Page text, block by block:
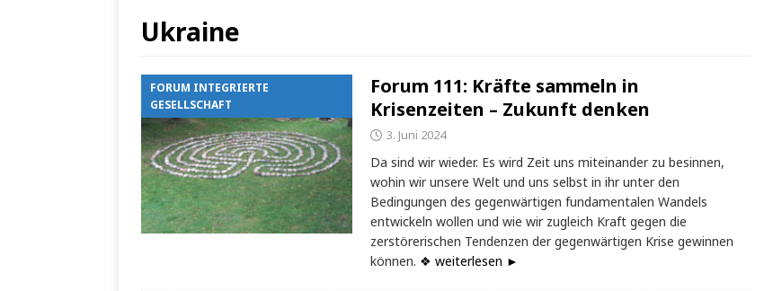
Ukraine
FORUM INTEGRIERTE
GESELLSCHAFT
Forum 111: Kräfte sammeln in
Krisenzeiten – Zukunft denken
3. Juni 2024
Da sind wir wieder. Es wird Zeit uns miteinander zu besinnen,
wohin wir unsere Welt und uns selbst in ihr unter den
Bedingungen des gegenwärtigen fundamentalen Wandels
entwickeln wollen und wie wir zugleich Kraft gegen die
zerstörerischen Tendenzen der gegenwärtigen Krise gewinnen
können. ❖ weiterlesen ►